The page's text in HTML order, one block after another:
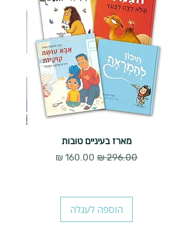
מארז בעיניים טובות
מחיר רגיל
מחיר מבצע
הוספה לעגלה